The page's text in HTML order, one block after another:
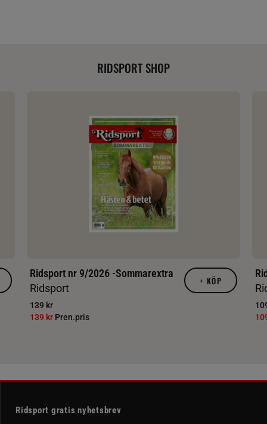
RIDSPORT SHOP
Ridsport nr 9/2026 -Sommarextra
Ridsport
139 kr
139 kr Pren.pris
+ KÖP
Ridsport gratis nyhetsbrev